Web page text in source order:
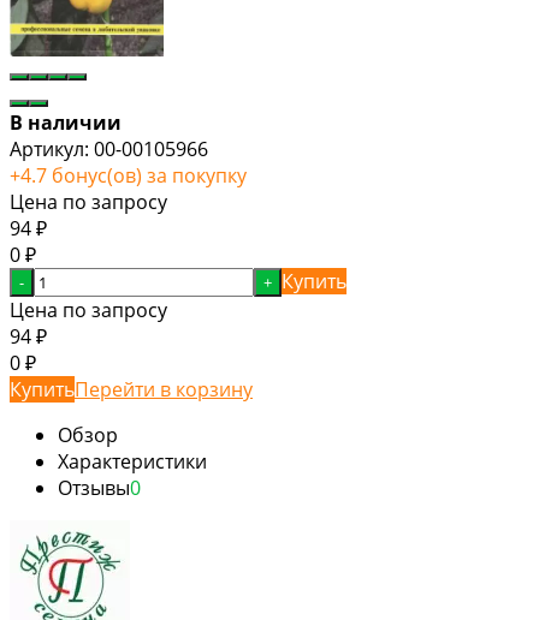
В наличии
Артикул: 00-00105966
+4.7 бонус(ов) за покупку
Цена по запросу
94 ₽
0 ₽
- + Купить
Цена по запросу
94 ₽
0 ₽
КупитьПерейти в корзину
Обзор
Характеристики
Отзывы0